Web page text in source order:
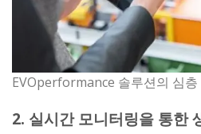
EVOperformance 솔루션의 심층
2. 실시간 모니터링을 통한